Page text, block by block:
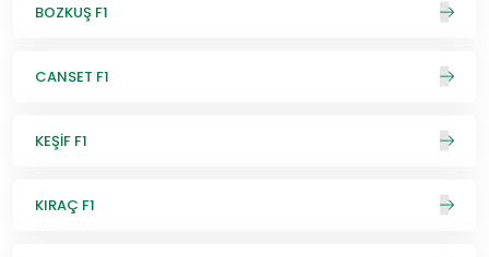
BOZKUŞ F1
CANSET F1
KEŞİF F1
KIRAÇ F1